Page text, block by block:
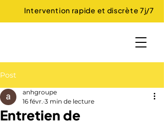
Intervention rapide et discrète 7j/7
Post
Entretien de
anhgroupe
16 févr. 3 min de lecture